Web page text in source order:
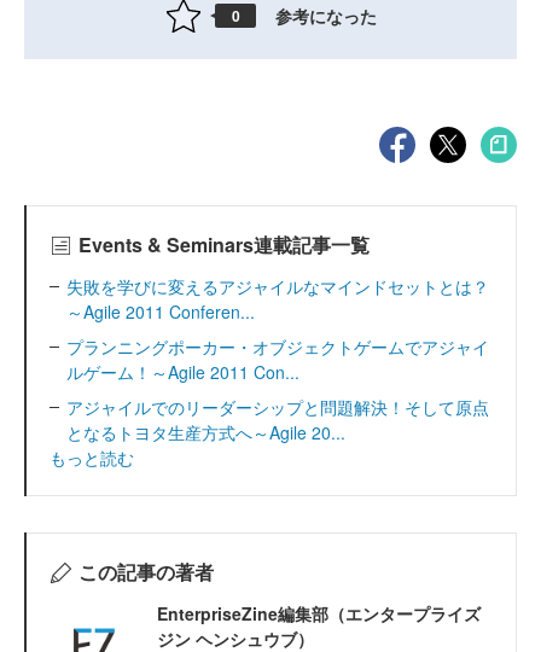
0 参考になった
Events & Seminars連載記事一覧
失敗を学びに変えるアジャイルなマインドセットとは？
～Agile 2011 Conferen...
プランニングポーカー・オブジェクトゲームでアジャイ
ルゲーム！～Agile 2011 Con...
アジャイルでのリーダーシップと問題解決！そして原点
となるトヨタ生産方式へ～Agile 20...
もっと読む
この記事の著者
EnterpriseZine編集部（エンタープライズ
ジン ヘンシュウブ）